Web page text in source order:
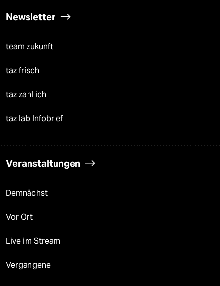
Newsletter
team zukunft
taz frisch
taz zahl ich
taz lab Infobrief
Veranstaltungen
Demnächst
Vor Ort
Live im Stream
Vergangene